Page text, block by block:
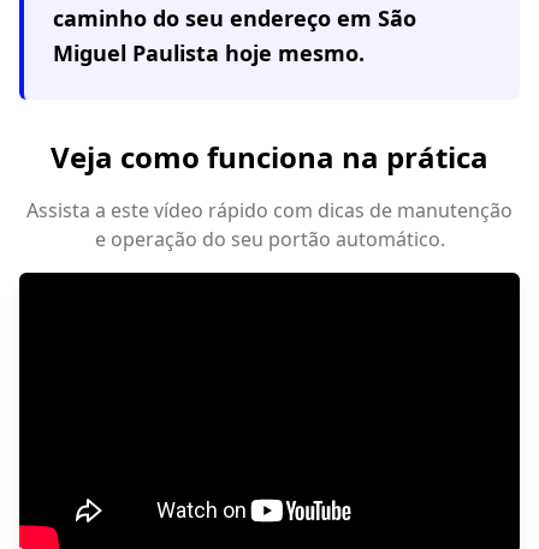
caminho do seu endereço em São
Miguel Paulista hoje mesmo.
Veja como funciona na prática
Assista a este vídeo rápido com dicas de manutenção
e operação do seu portão automático.